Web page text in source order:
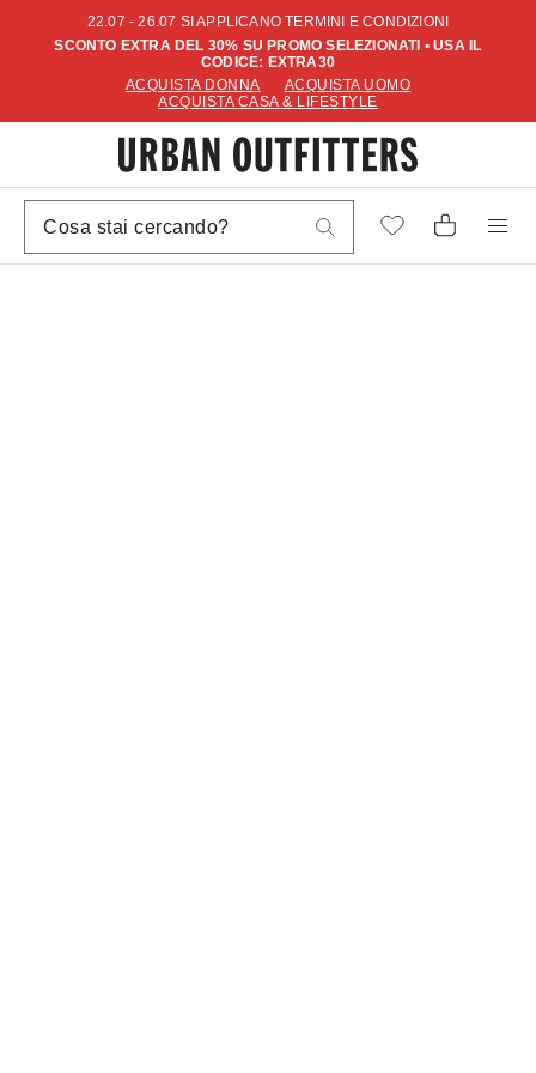
22.07 - 26.07 SI APPLICANO TERMINI E CONDIZIONI
SCONTO EXTRA DEL 30% SU PROMO SELEZIONATI • USA IL
CODICE: EXTRA30
ACQUISTA DONNA
ACQUISTA UOMO
ACQUISTA CASA & LIFESTYLE